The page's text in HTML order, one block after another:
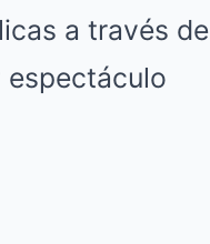
a través de
espectáculo